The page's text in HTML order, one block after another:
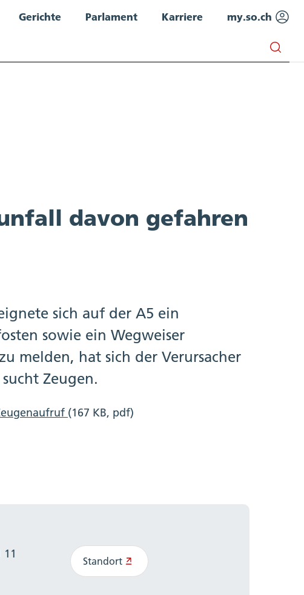
Gerichte Parlament Karriere my.so.ch
davon gefahren
sich auf der A5 ein
sowie ein Wegweiser
melden, hat sich der Verursacher
Zeugen.
(167 KB, pdf)
Standort